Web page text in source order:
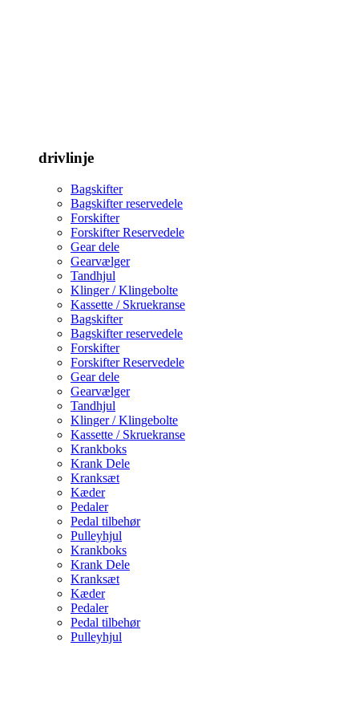
drivlinje
Bagskifter
Bagskifter reservedele
Forskifter
Forskifter Reservedele
Gear dele
Gearvælger
Tandhjul
Klinger / Klingebolte
Kassette / Skruekranse
Bagskifter
Bagskifter reservedele
Forskifter
Forskifter Reservedele
Gear dele
Gearvælger
Tandhjul
Klinger / Klingebolte
Kassette / Skruekranse
Krankboks
Krank Dele
Kranksæt
Kæder
Pedaler
Pedal tilbehør
Pulleyhjul
Krankboks
Krank Dele
Kranksæt
Kæder
Pedaler
Pedal tilbehør
Pulleyhjul